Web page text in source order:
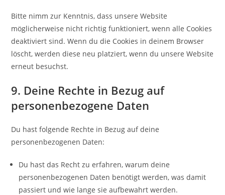
Bitte nimm zur Kenntnis, dass unsere Website
möglicherweise nicht richtig funktioniert, wenn alle Cookies
deaktiviert sind. Wenn du die Cookies in deinem Browser
löscht, werden diese neu platziert, wenn du unsere Website
erneut besuchst.
9. Deine Rechte in Bezug auf
personenbezogene Daten
Du hast folgende Rechte in Bezug auf deine
personenbezogenen Daten:
Du hast das Recht zu erfahren, warum deine
personenbezogenen Daten benötigt werden, was damit
passiert und wie lange sie aufbewahrt werden.